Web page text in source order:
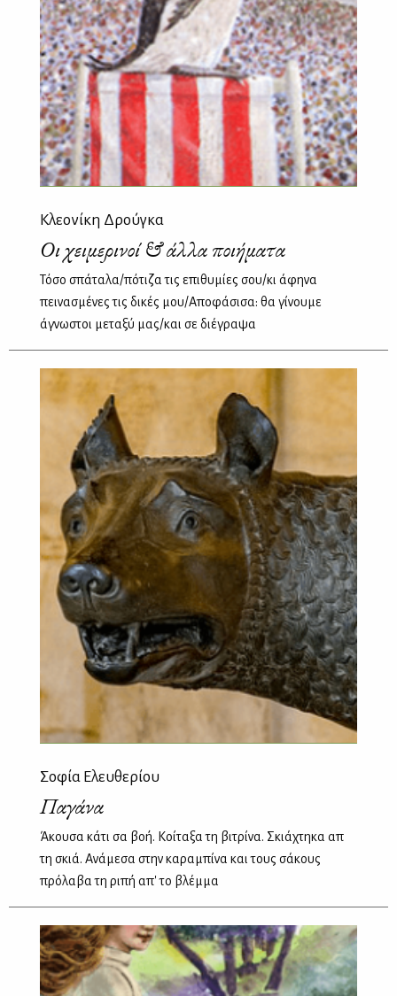
Κλεονίκη Δρούγκα
Οι χειμερινοί & άλλα ποιήματα
Τόσο σπάταλα/πότιζα τις επιθυμίες σου/κι άφηνα
πεινασμένες τις δικές μου/Αποφάσισα: θα γίνουμε
άγνωστοι μεταξύ μας/και σε διέγραψα
Σοφία Ελευθερίου
Παγάνα
Άκουσα κάτι σα βοή. Κοίταξα τη βιτρίνα. Σκιάχτηκα απ
τη σκιά. Ανάμεσα στην καραμπίνα και τους σάκους
πρόλαβα τη ριπή απ' το βλέμμα